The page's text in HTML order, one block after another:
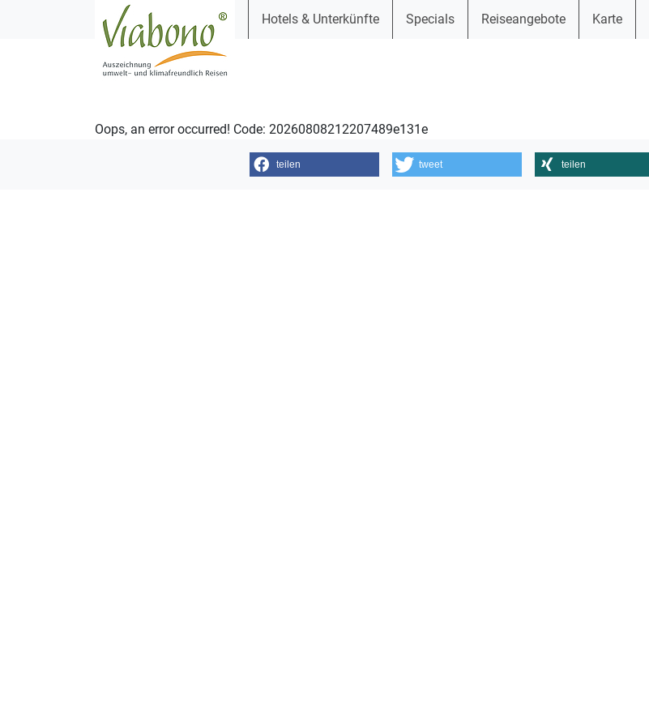
Hotels & Unterkünfte Specials Reiseangebote Karte
Oops, an error occurred! Code: 20260808212207489e131e
teilen tweet teilen